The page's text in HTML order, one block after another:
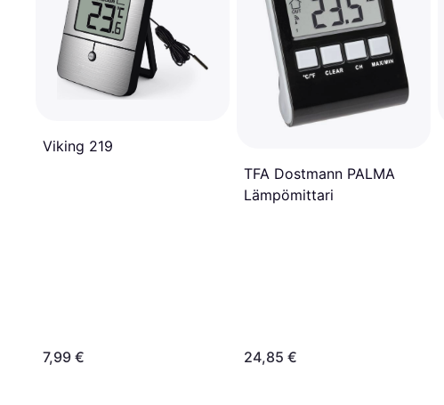
Viking 219
7,99 €
TFA Dostmann PALMA
Lämpömittari
24,85 €